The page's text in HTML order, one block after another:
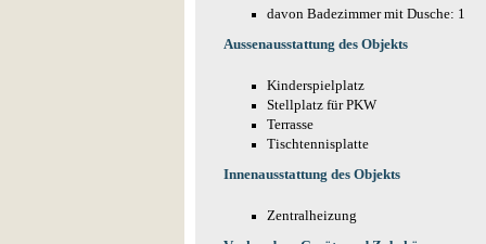
davon Badezimmer mit Dusche: 1
Aussenausstattung des Objekts
Kinderspielplatz
Stellplatz für PKW
Terrasse
Tischtennisplatte
Innenausstattung des Objekts
Zentralheizung